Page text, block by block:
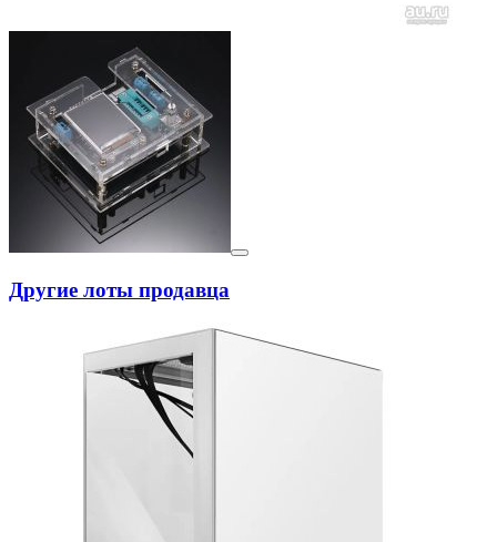
Другие лоты продавца